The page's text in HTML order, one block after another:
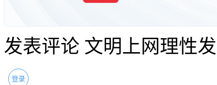
发表评论 文明上网理性
登录